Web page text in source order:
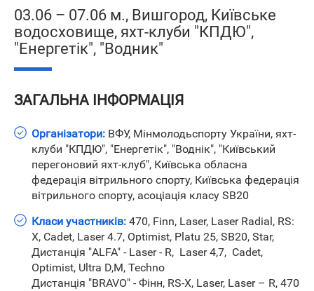
03.06 – 07.06 м., Вишгород, Київське
водосховище, яхт-клуби "КПДЮ",
"Енергетік", "Водник"
ЗАГАЛЬНА ІНФОРМАЦІЯ
Організатори: ВФУ, Мінмолодьспорту України, яхт-
клуби "КПДЮ", "Енергетік", "Воднік", "Київський
перегоновий яхт-клуб", Київська обласна
федерація вітрильного спорту, Київська федерація
вітрильного спорту, асоціація класу SB20
Класи участників: 470, Finn, Laser, Laser Radial, RS:
X, Cadet, Laser 4.7, Optimist, Platu 25, SB20, Star,
Дистанція "ALFA" - Laser - R, Laser 4,7, Cadet,
Optimist, Ultra D,M, Techno
Дистанція "BRAVO" - Фінн, RS-X, Laser, Laser – R, 470